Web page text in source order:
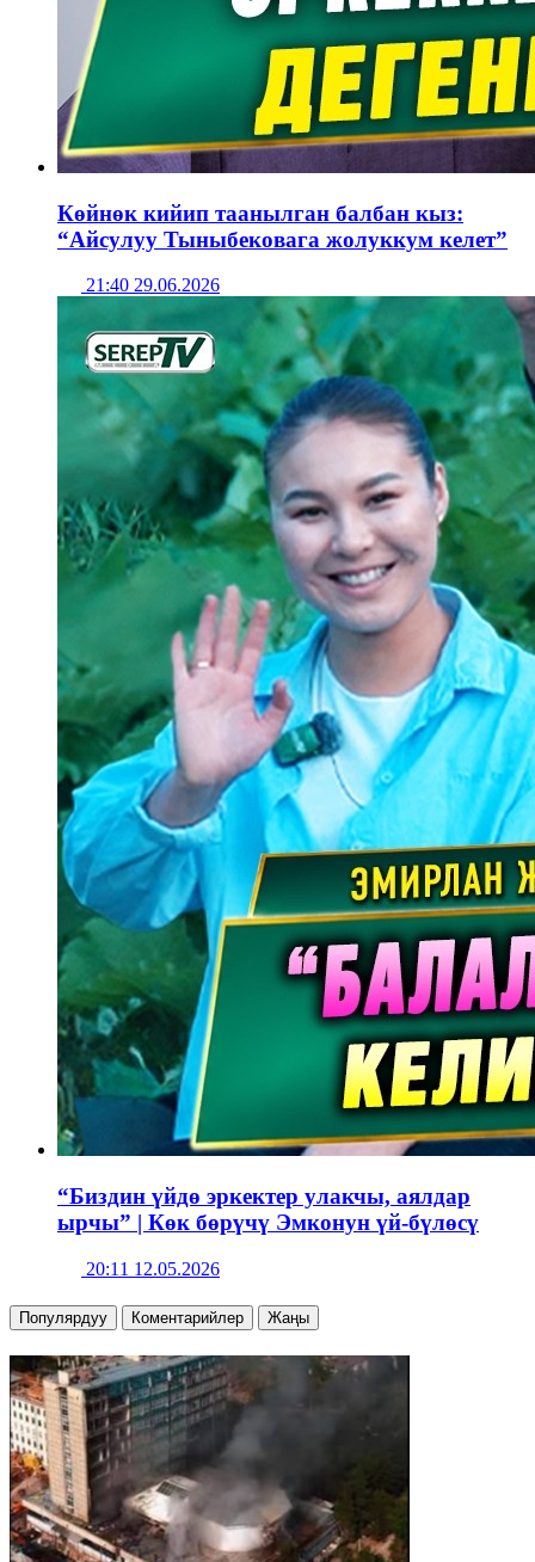
Көйнөк кийип таанылган балбан кыз:
“Айсулуу Тыныбековага жолуккум келет”
21:40 29.06.2026
“Биздин үйдө эркектер улакчы, аялдар
ырчы” | Көк бөрүчү Эмконун үй-бүлөсү
20:11 12.05.2026
Популярдуу Коментарийлер Жаңы